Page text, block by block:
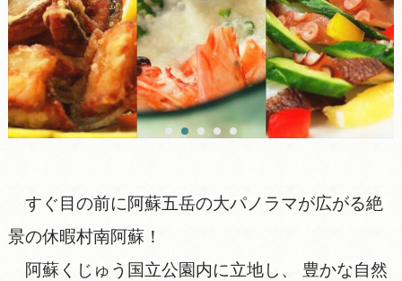
すぐ目の前に阿蘇五岳の大パノラマが広がる絶
景の休暇村南阿蘇！
阿蘇くじゅう国立公園内に立地し、 豊かな自然